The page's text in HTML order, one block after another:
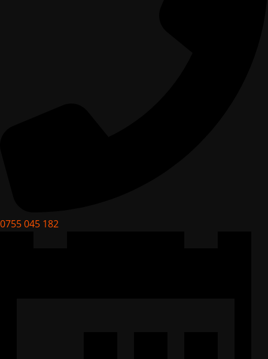
0755 045 182